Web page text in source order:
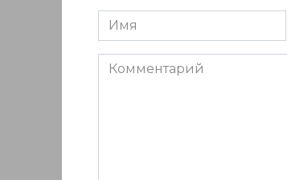
Имя
*
Комментарий